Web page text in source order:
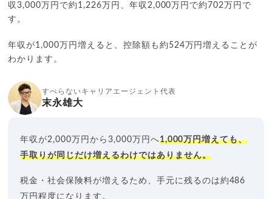
収3,000万円で約1,226万円、年収2,000万円で約702万円で
す。
年収が1,000万円増えると、控除額も約524万円増えることが
わかります。
すべらないキャリアエージェント代表
末永雄大
年収が2,000万円から3,000万円へ1,000万円増えても、
手取りが同じだけ増えるわけではありません。
税金・社会保険料が増えるため、手元に残るのは約486
万円程度になります。